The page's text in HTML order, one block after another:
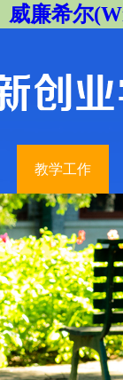
威廉希尔
教学工作